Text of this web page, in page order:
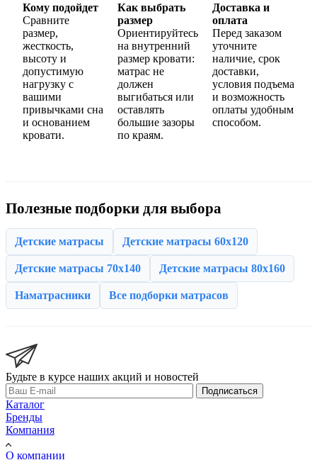
Кому подойдет
Сравните
размер,
жесткость,
высоту и
допустимую
нагрузку с
вашими
привычками сна
и основанием
кровати.
Как выбрать
размер
Ориентируйтесь
на внутренний
размер кровати:
матрас не
должен
выгибаться или
оставлять
большие зазоры
по краям.
Доставка и
оплата
Перед заказом
уточните
наличие, срок
доставки,
условия подъема
и возможность
оплаты удобным
способом.
Полезные подборки для выбора
Детские матрасы Детские матрасы 60x120
Детские матрасы 70x140 Детские матрасы 80x160
Наматрасники Все подборки матрасов
Будьте в курсе наших акций и новостей
Подписаться
Каталог
Бренды
Компания
О компании